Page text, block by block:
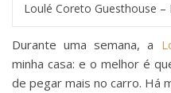
Loulé Coreto Guesthouse
Durante uma semana, a
minha casa: e o melhor é
de pegar mais no carro. Há